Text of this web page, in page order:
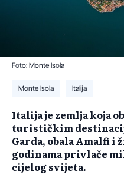
Foto: Monte Isola
Monte Isola Italija
Italija je zemlja koja
turističkim
Garda, obala Amalfi i
godinama privlače
cijelog svijeta.